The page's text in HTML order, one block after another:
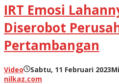
IRT Emosi
Diserobot
Pertambangan
Video Sabtu, 11 Februari 2023
nilkaz.com